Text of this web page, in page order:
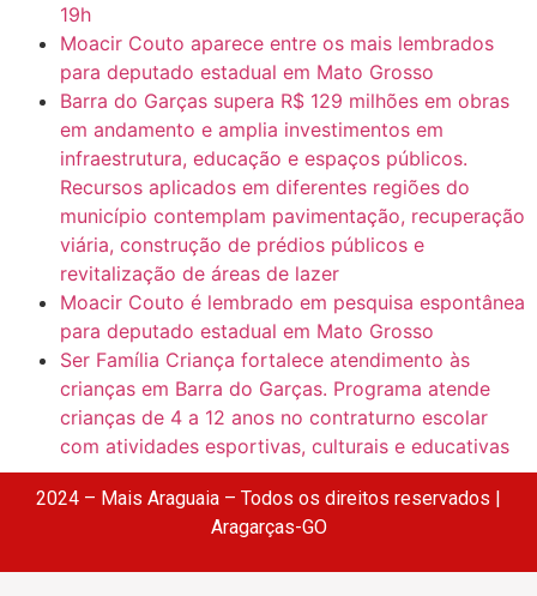
19h
Moacir Couto aparece entre os mais lembrados
para deputado estadual em Mato Grosso
Barra do Garças supera R$ 129 milhões em obras
em andamento e amplia investimentos em
infraestrutura, educação e espaços públicos.
Recursos aplicados em diferentes regiões do
município contemplam pavimentação, recuperação
viária, construção de prédios públicos e
revitalização de áreas de lazer
Moacir Couto é lembrado em pesquisa espontânea
para deputado estadual em Mato Grosso
Ser Família Criança fortalece atendimento às
crianças em Barra do Garças. Programa atende
crianças de 4 a 12 anos no contraturno escolar
com atividades esportivas, culturais e educativas
2024 – Mais Araguaia – Todos os direitos reservados |
Aragarças-GO